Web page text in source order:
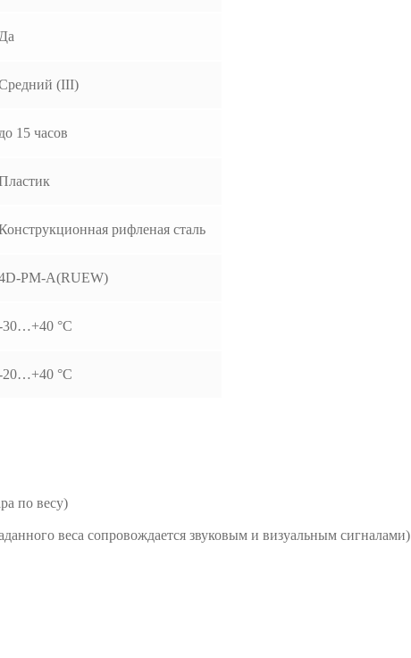
Да
(III)
до 15 часов
рифленая сталь
PM-A(RUEW)
30…+40 °С
20…+40 °С
по весу)
веса сопровождается звуковым и визуальным сигналами)